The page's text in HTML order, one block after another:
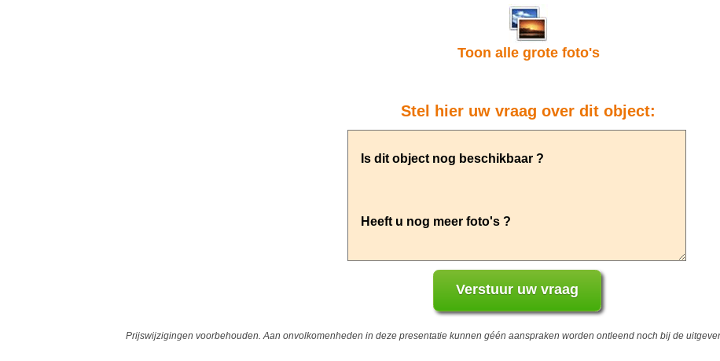
Toon alle grote foto's
Stel hier uw vraag over dit object:
Prijswijzigingen voorbehouden. Aan onvolkomenheden in deze presentatie kunnen géén aanspraken worden ontleend noch bij de